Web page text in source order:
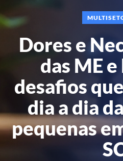
Dores e
das ME e
desafios
dia a dia
pequenas